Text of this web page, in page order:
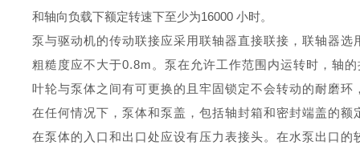
和轴向负载下额定转速下至少为16000 小时。
泵与驱动机的传动联接应采用联轴器直接联接，联轴器
粗糙度应不大于0.8m 。泵在允许工作范围内运转时，轴
叶轮与泵体之间有可更换的且牢固锁定不会转动的耐磨
在任何情况下，泵体和泵盖，包括轴封箱和密封端盖的
在泵体的入口和出口处应设有压力表接头。在水泵出口的